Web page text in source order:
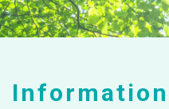
Information